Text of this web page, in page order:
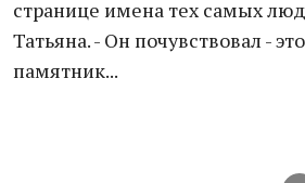
странице имена тех самых
Татьяна. - Он почувствовал -
памятник...